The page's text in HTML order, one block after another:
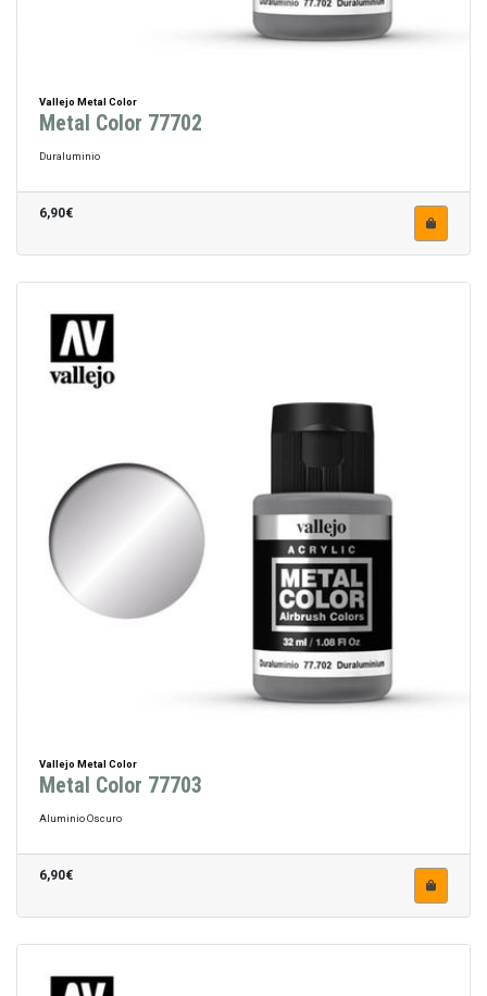
Vallejo Metal Color
Metal Color 77702
Duraluminio
6,90€
Vallejo Metal Color
Metal Color 77703
Aluminio Oscuro
6,90€